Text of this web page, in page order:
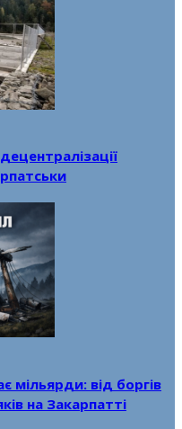
від боргів
на Закарпатті